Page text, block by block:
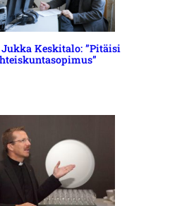
Keskitalo: ”Pitäisi